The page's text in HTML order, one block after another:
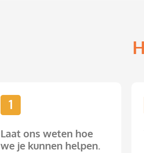
1
Laat ons weten hoe
we je kunnen helpen.